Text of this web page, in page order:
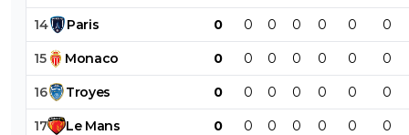
14 Paris 0 0 0 0 0 0 0
15 Monaco 0 0 0 0 0 0 0
16 Troyes 0 0 0 0 0 0 0
17 Le Mans 0 0 0 0 0 0 0